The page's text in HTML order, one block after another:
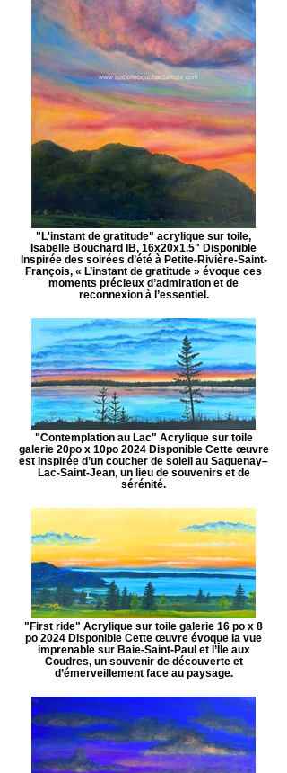
"L'instant de gratitude" acrylique sur toile,
Isabelle Bouchard IB, 16x20x1.5" Disponible
Inspirée des soirées d’été à Petite-Rivière-Saint-
François, « L’instant de gratitude » évoque ces
moments précieux d’admiration et de
reconnexion à l’essentiel.
"Contemplation au Lac" Acrylique sur toile
galerie 20po x 10po 2024 Disponible Cette œuvre
est inspirée d’un coucher de soleil au Saguenay–
Lac-Saint-Jean, un lieu de souvenirs et de
sérénité.
"First ride" Acrylique sur toile galerie 16 po x 8
po 2024 Disponible Cette œuvre évoque la vue
imprenable sur Baie-Saint-Paul et l’Île aux
Coudres, un souvenir de découverte et
d’émerveillement face au paysage.